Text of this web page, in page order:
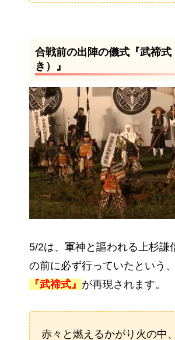
合戦前の出陣の儀式『武禘式
き）』
5/2は、軍神と謳われる上杉謙
の前に必ず行っていたという
『武禘式』 が再現されます。
赤々と燃えるかがり火の中、